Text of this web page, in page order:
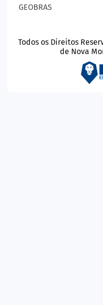
GEOBRAS
Todos os Direitos
de Nova